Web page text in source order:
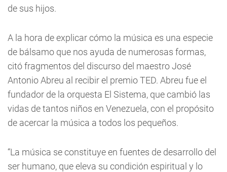
de sus hijos.
A la hora de explicar cómo la música es una especie
de bálsamo que nos ayuda de numerosas formas,
citó fragmentos del discurso del maestro José
Antonio Abreu al recibir el premio TED. Abreu fue el
fundador de la orquesta El Sistema, que cambió las
vidas de tantos niños en Venezuela, con el propósito
de acercar la música a todos los pequeños.
“La música se constituye en fuentes de desarrollo del
ser humano, que eleva su condición espiritual y lo